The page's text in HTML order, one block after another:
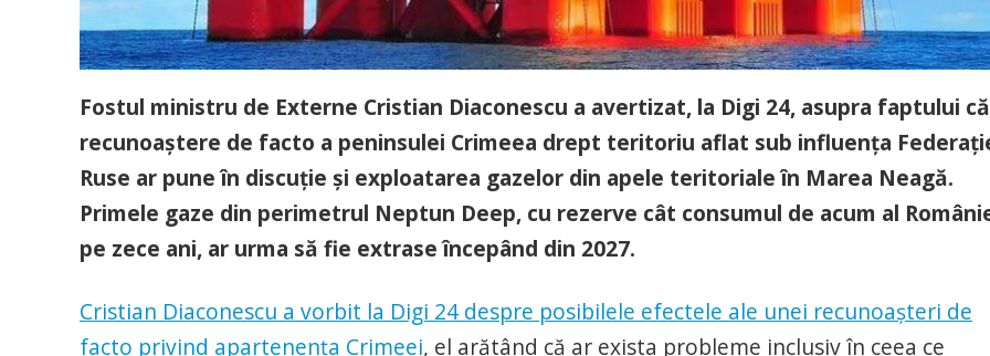
Fostul ministru de Externe Cristian Diaconescu a avertizat, la Digi 24, asupra faptului
recunoaştere de facto a peninsulei Crimeea drept teritoriu aflat sub influenţa
Ruse ar pune în discuţie şi exploatarea gazelor din apele teritoriale în Marea Neagă.
Primele gaze din perimetrul Neptun Deep, cu rezerve cât consumul de acum al
pe zece ani, ar urma să fie extrase începând din 2027.
Cristian Diaconescu a vorbit la Digi 24 despre posibilele efectele ale unei recunoaşteri de
facto privind apartenenţa Crimeei, el arătând că ar exista probleme inclusiv în ceea ce